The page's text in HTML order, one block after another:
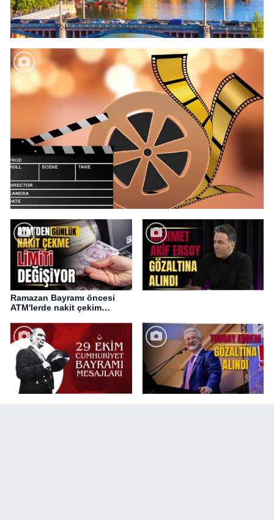
Ramazan Bayramı öncesi
ATM'lerde nakit çekim